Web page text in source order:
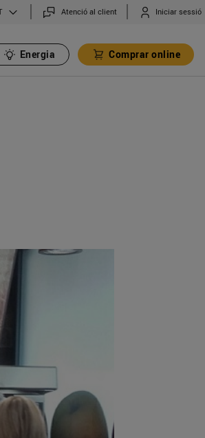
Atenció al client Iniciar sessió
Energia Comprar online